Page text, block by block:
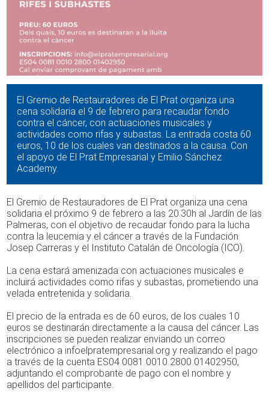
El Gremio de Restauradores de El Prat organiza una
cena solidaria el 9 de febrero para recaudar fondo
contra el cáncer, con actuaciones musicales y
actividades como rifas y subastas. La entrada costa 60
euros, 10 de los cuales van destinados a la causa. Con
el apoyo de El Prat Empresarial y Emilio Sánchez
Academy.
El Gremio de Restauradores de El Prat organiza una cena
solidaria el próximo 9 de febrero a las 20.30h al Jardín de las
Palmeras, con el objetivo de recaudar fondo para la lucha
contra la leucemia y el cáncer a través de la Fundación
Josep Carreras y el Instituto Catalán de Oncología (ICO).
La cena estará amenizada con actuaciones musicales e
incluirá actividades como rifas y subastas, prometiendo una
velada entretenida y solidaria.
El precio de la entrada es de 60 euros, de los cuales 10
euros se destinarán directamente a la causa del cáncer. Las
inscripciones se pueden realizar enviando un correo
electrónico a infoelpratempresarial.org y realizando el pago
a través de la cuenta ES04 0081 0010 2800 01402950,
adjuntando el comprobante de pago con el nombre y
apellidos del participante.